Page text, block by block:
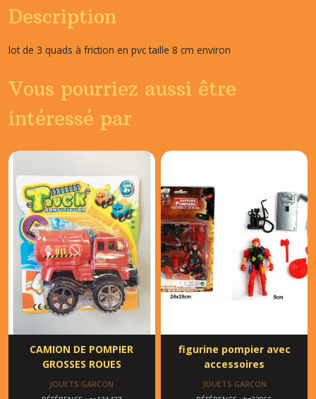
Description
lot de 3 quads à friction en pvc taille 8 cm environ
Vous pourriez aussi être
intéressé par
CAMION DE POMPIER
GROSSES ROUES
JOUETS GARCON
figurine pompier avec
accessoires
JOUETS GARCON